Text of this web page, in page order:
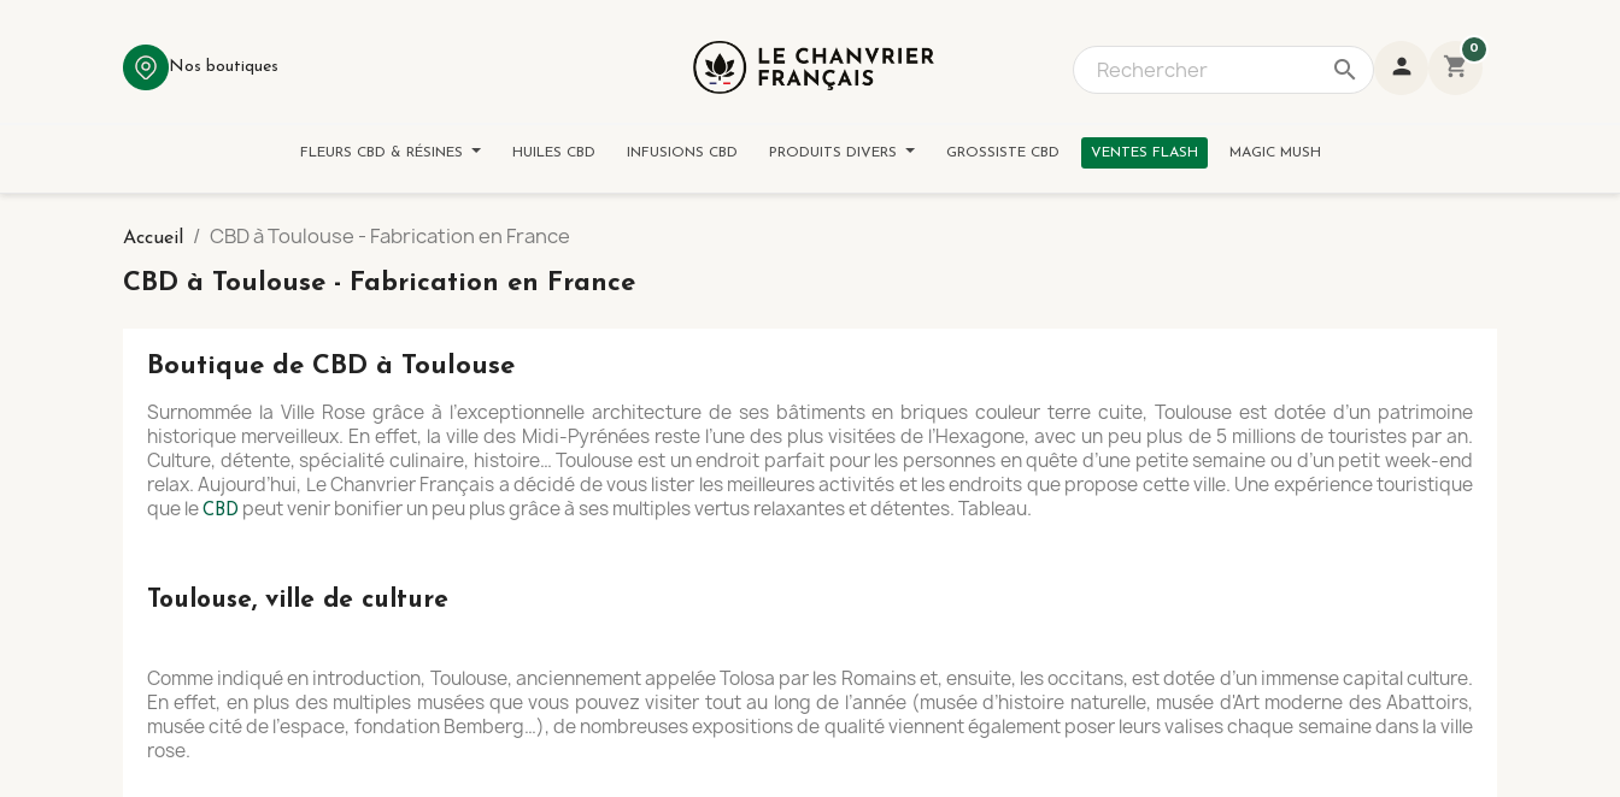
Nos boutiques 1 result is available, use up and down arrow keys to
search person shopping_cart
0
FLEURS CBD & RÉSINES HUILES CBD INFUSIONS CBD PRODUITS DIVERS GROSSISTE CBD VENTES FLASH MAGIC MUSH
Accueil CBD à Toulouse - Fabrication en France
CBD à Toulouse - Fabrication en France
Boutique de CBD à Toulouse
Surnommée la Ville Rose grâce à l’exceptionnelle architecture de ses bâtiments en briques couleur terre cuite, Toulouse est dotée d’un patrimoine
historique merveilleux. En effet, la ville des Midi-Pyrénées reste l’une des plus visitées de l’Hexagone, avec un peu plus de 5 millions de touristes par an.
Culture, détente, spécialité culinaire, histoire… Toulouse est un endroit parfait pour les personnes en quête d’une petite semaine ou d’un petit week-end
relax. Aujourd’hui, Le Chanvrier Français a décidé de vous lister les meilleures activités et les endroits que propose cette ville. Une expérience touristique
que le CBD peut venir bonifier un peu plus grâce à ses multiples vertus relaxantes et détentes. Tableau.
Toulouse, ville de culture
Comme indiqué en introduction, Toulouse, anciennement appelée Tolosa par les Romains et, ensuite, les occitans, est dotée d’un immense capital culture.
En effet, en plus des multiples musées que vous pouvez visiter tout au long de l’année (musée d’histoire naturelle, musée d'Art moderne des Abattoirs,
musée cité de l’espace, fondation Bemberg…), de nombreuses expositions de qualité viennent également poser leurs valises chaque semaine dans la ville
rose.